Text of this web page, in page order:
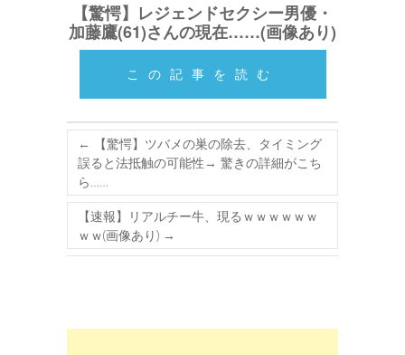
【驚愕】レジェンドセクシー男優・
加藤鷹(61)さんの現在……(画像あり)
この記事を読む
←
【驚愕】ツバメの巣の除去、タイミング
誤ると法抵触の可能性→ 驚きの詳細がこち
ら……
【速報】リアルチー牛、現るｗｗｗｗｗｗ
ｗｗ(画像あり) →